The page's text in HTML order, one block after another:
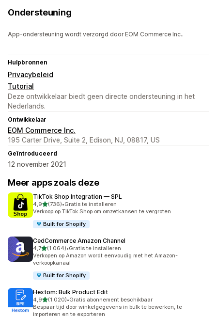
Ondersteuning
App-ondersteuning wordt verzorgd door EOM Commerce Inc..
Hulpbronnen
Privacybeleid
Tutorial
Deze ontwikkelaar biedt geen directe ondersteuning in het
Nederlands.
Ontwikkelaar
EOM Commerce Inc.
195 Carter Drive, Suite 2, Edison, NJ, 08817, US
Geïntroduceerd
12 november 2021
Meer apps zoals deze
TikTok Shop Integration — SPL
4,9van 5 sterren
(736)
736 recensies in totaal
•Gratis te installeren
Verkoop op TikTok Shop om omzetkansen te vergroten
Built for Shopify
CedCommerce Amazon Channel
4,7van 5 sterren
(1.064)
1064 recensies in totaal
•Gratis te installeren
Verkopen op Amazon wordt eenvoudig met het Amazon-
verkoopkanaal
Built for Shopify
Hextom: Bulk Product Edit
4,9van 5 sterren
(1.020)
1020 recensies in totaal
•Gratis abonnement beschikbaar
Bespaar tijd door winkelgegevens in bulk te bewerken, te
importeren en te exporteren